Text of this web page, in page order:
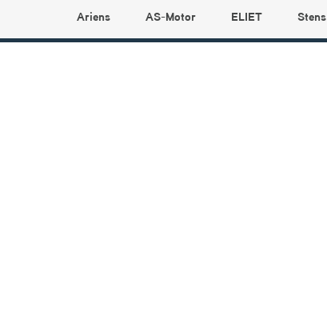
Ariens AS-Motor ELIET Stens